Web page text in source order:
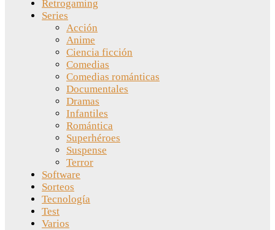
Retrogaming
Series
Acción
Anime
Ciencia ficción
Comedias
Comedias románticas
Documentales
Dramas
Infantiles
Romántica
Superhéroes
Suspense
Terror
Software
Sorteos
Tecnología
Test
Varios